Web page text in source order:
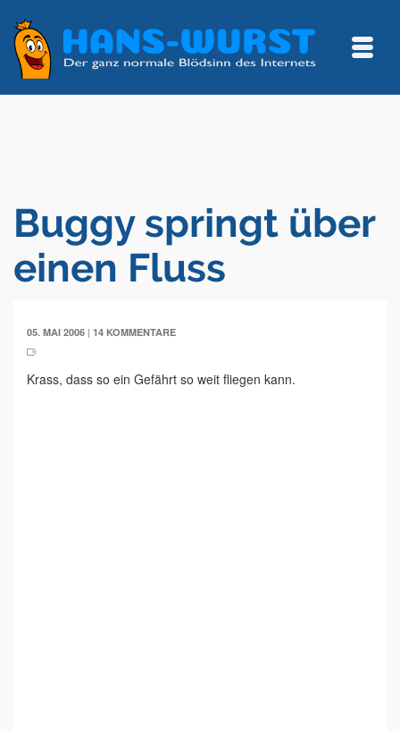
Buggy springt über
einen Fluss
05. MAI 2006 | 14 KOMMENTARE
Krass, dass so ein Gefährt so weit fliegen kann.